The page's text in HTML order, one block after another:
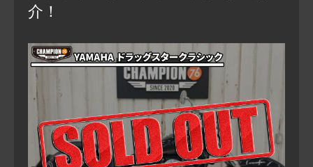
介！